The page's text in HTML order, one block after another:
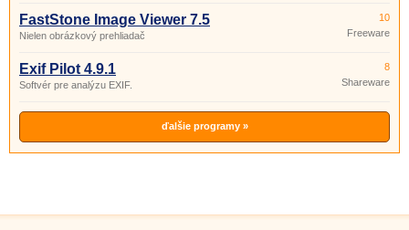
FastStone Image Viewer 7.5
Nielen obrázkový prehliadač
10
Freeware
Exif Pilot 4.9.1
Softvér pre analýzu EXIF.
8
Shareware
ďalšie programy »